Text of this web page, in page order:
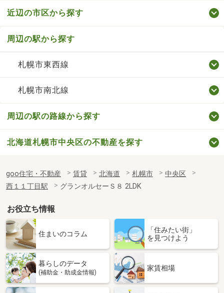
近辺の市区から探す
周辺の駅から探す
札幌市東西線
札幌市南北線
周辺の駅の路線から探す
北海道札幌市中央区の不動産を探す
goo住宅・不動産 賃貸 北海道 札幌市
中央区
西１１丁目駅
グランオルセーＳ８ 2LDK
お役立ち情報
住まいのコラム
「住みたい街」
を見つけよう
暮らしのデータ
(補助金・助成金情報)
家賃相場